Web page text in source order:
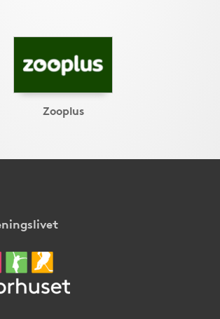
Zooplus